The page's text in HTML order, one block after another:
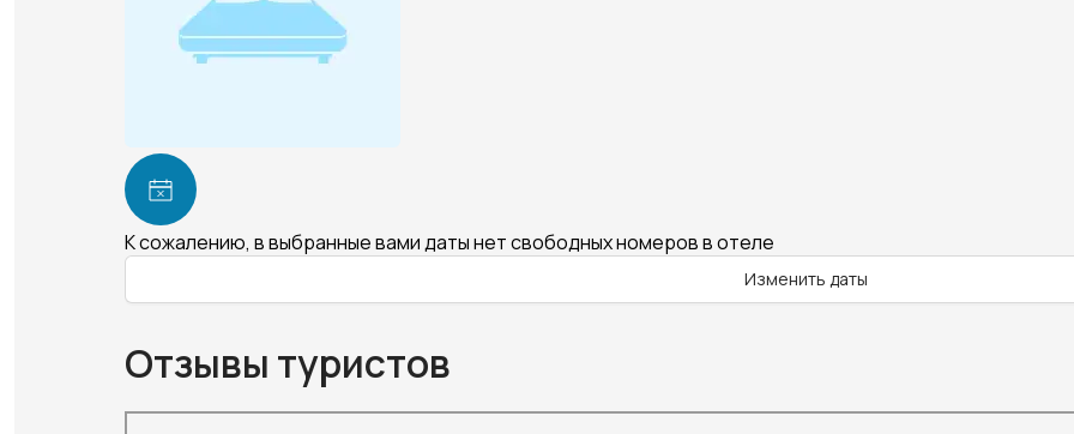
К сожалению, в выбранные вами даты нет свободных номеров в отеле
Изменить даты
Отзывы туристов